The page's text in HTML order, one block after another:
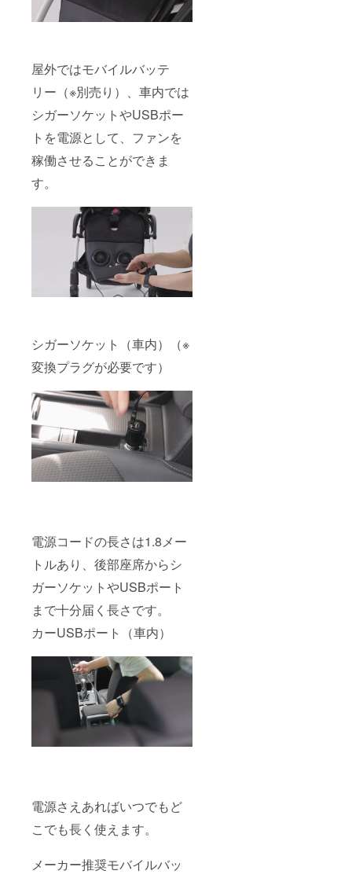
屋外ではモバイルバッテ
リー（※別売り）、車内では
シガーソケットやUSBポー
トを電源として、ファンを
稼働させることができま
す。
シガーソケット（車内）（※
変換プラグが必要です）
電源コードの長さは1.8メー
トルあり、後部座席からシ
ガーソケットやUSBポート
まで十分届く長さです。
カーUSBポート（車内）
電源さえあればいつでもど
こでも長く使えます。
メーカー推奨モバイルバッ